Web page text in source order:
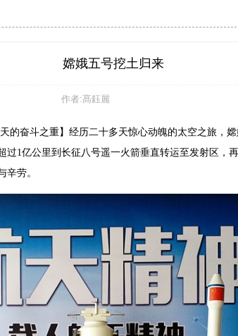
嫦娥五号挖土归来
作者:髙鈺麗
的奋斗之重】经历二十多天惊心动魄的太空之旅，
过1亿公里到长征八号遥一火箭垂直转运至发射区，
辛劳。